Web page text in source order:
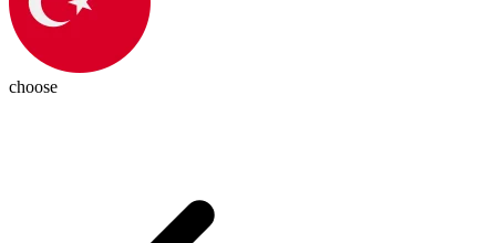
choose